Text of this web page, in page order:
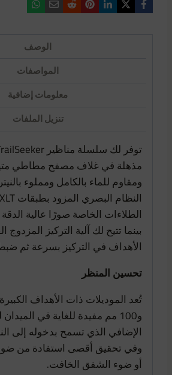
الوصف
المواصفات
معلومات إضافية
تنزيل الملفات
مذهلة في غلاف مصفح مطاطي
ومقاوم للماء بالكامل ومملوء
الطلاءات الخاصة صورًا عالية الدقة
بينما تتيح لك آلية التركيز
الأهداف في التركيز بسرعة ثم
تحسين المنظر
و100 مم مفيدة للغاية في
الإضافي الذي تسمح بدخوله إلى
وفي تحقيق أقصى استفادة من
أو ضوء الشفق الخافت.